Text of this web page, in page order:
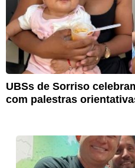
UBSs de Sorriso
com palestras